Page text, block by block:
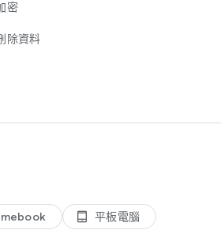
機空間不足！只要輕觸一下，已備份到
密
除資料
tablet_android 平板電腦